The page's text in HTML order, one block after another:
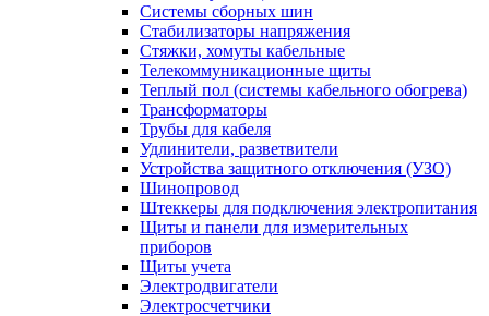
Системы сборных шин
Стабилизаторы напряжения
Стяжки, хомуты кабельные
Телекоммуникационные щиты
Теплый пол (системы кабельного обогрева)
Трансформаторы
Трубы для кабеля
Удлинители, разветвители
Устройства защитного отключения (УЗО)
Шинопровод
Штеккеры для подключения электропитания
Щиты и панели для измерительных
приборов
Щиты учета
Электродвигатели
Электросчетчики